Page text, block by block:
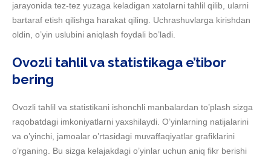
jarayonida tez-tez yuzaga keladigan xatolarni tahlil qilib, ularni
bartaraf etish qilishga harakat qiling. Uchrashuvlarga kirishdan
oldin, o’yin uslubini aniqlash foydali bo’ladi.
Ovozli tahlil va statistikaga e’tibor
bering
Ovozli tahlil va statistikani ishonchli manbalardan to’plash sizga
raqobatdagi imkoniyatlarni yaxshilaydi. O’yinlarning natijalarini
va o’yinchi, jamoalar o’rtasidagi muvaffaqiyatlar grafiklarini
o’rganing. Bu sizga kelajakdagi o’yinlar uchun aniq fikr berishi